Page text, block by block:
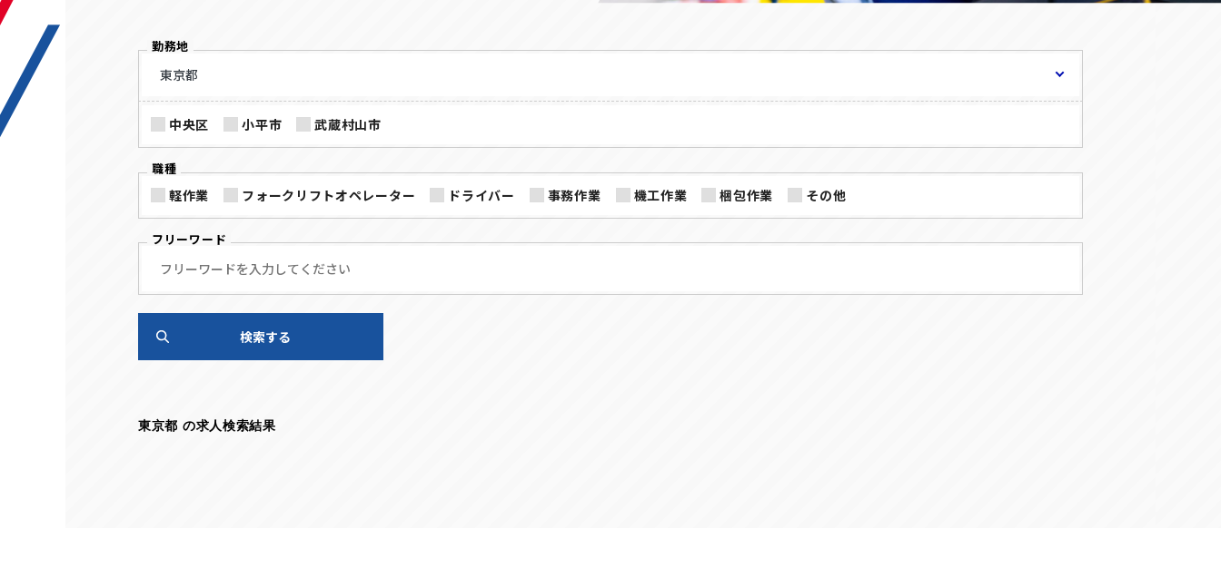
勤務地
中央区 小平市 武蔵村山市
職種
軽作業 フォークリフトオペレーター ドライバー 事務作業 機工作業 梱包作業 その他
フリーワード
東京都 の求人検索結果